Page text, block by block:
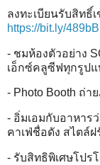
ลงทะเบียนรับสิทธิ์
https://bit.ly/
- ชมห้องตัวอย่าง
เอ็กซ์คลูซีฟทุกรูปแ
- Photo Booth ถ่
- อิ่มเอมกับอาหาร
คาเฟ่ชื่อดัง สไตล์ฝ
- รับสิทธิพิเศษโป